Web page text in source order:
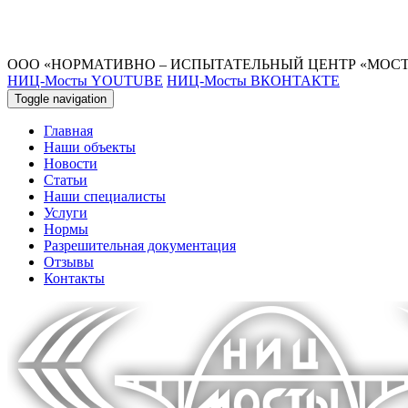
ООО «НОРМАТИВНО – ИСПЫТАТЕЛЬНЫЙ ЦЕНТР
НИЦ-Мосты YOUTUBE НИЦ-Мосты ВКОНТАКТЕ
Toggle navigation
Главная
Наши объекты
Новости
Статьи
Наши специалисты
Услуги
Нормы
Разрешительная документация
Отзывы
Контакты